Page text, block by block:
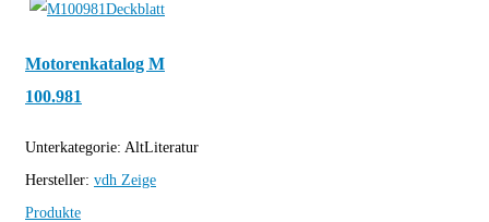
Motorenkatalog M
100.981
Unterkategorie: AltLiteratur
Hersteller: vdh Zeige
Produkte